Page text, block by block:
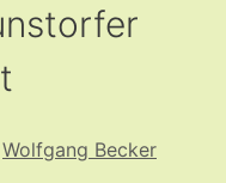
Wolfgang Becker